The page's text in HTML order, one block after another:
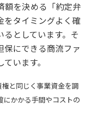
額を決める「約定弁
をタイミングよく確
としています。そ
保にできる商流ファ
います。
と同じく事業資金を調
かかる手間やコストの